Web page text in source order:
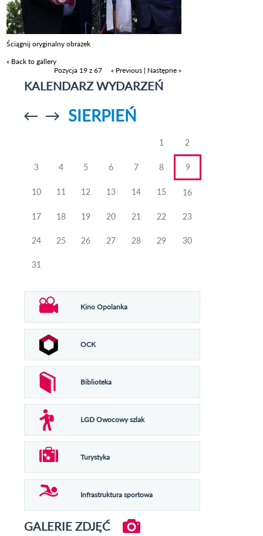
Ściągnij oryginalny obrazek
« Back to gallery
Pozycja 19 z 67
« Previous | Następne »
KALENDARZ WYDARZEŃ
Przejdź doPrzejdź do
SIERPIEŃ
1 2
3 4 5 6 7 8 9
10 11 12 13 14 15 16
17 18 19 20 21 22 23
24 25 26 27 28 29 30
31
Kino Opolanka
OCK
Biblioteka
LGD Owocowy szlak
Turystyka
Infrastruktura sportowa
GALERIE ZDJĘĆ